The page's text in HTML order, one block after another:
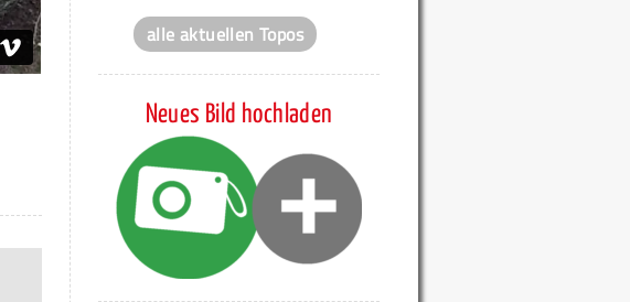
alle aktuellen Topos
Neues Bild hochladen